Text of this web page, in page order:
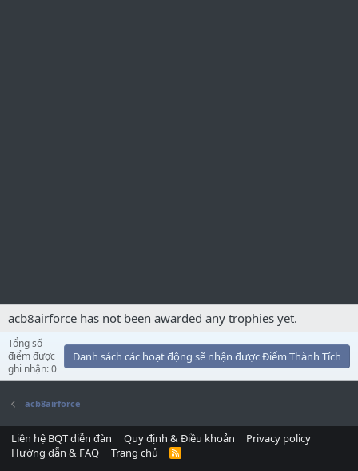
acb8airforce has not been awarded any trophies yet.
Tổng số
điểm được
ghi nhận: 0
Danh sách các hoạt động sẽ nhận được Điểm Thành Tích
acb8airforce
Liên hệ BQT diễn đàn Quy định & Điều khoản
Privacy policy
Hướng dẫn & FAQ
Trang chủ
R